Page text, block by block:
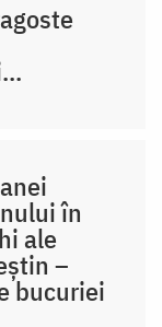
în
ale
–
bucuriei